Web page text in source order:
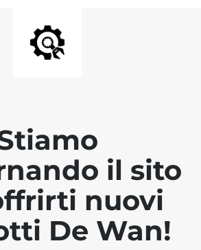
il sito
nuovi
De Wan!